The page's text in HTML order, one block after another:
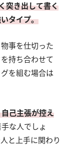
突き出して書く
タイプ。
事を仕切った
持ち合わせて
を組む場合は
己主張が控え
な人でしょ
と上手に関わり